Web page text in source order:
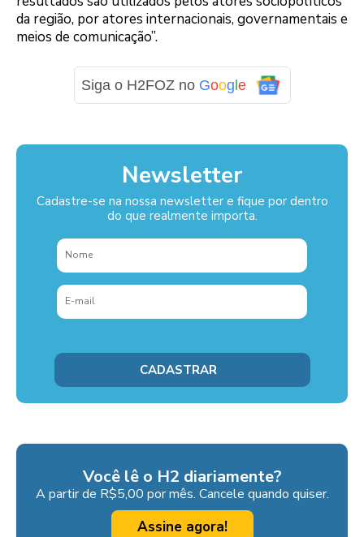
da região, por atores internacionais, governamentais e
meios de comunicação”.
Siga o H2FOZ no Goog e
Newsletter
Cadastre-se na nossa newsletter e fique por dentro
do que realmente importa.
Você lê o H2 diariamente?
A partir de R$5,00 por mês. Cancele quando quiser.
Assine agora!